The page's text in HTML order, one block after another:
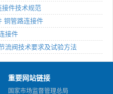
件技术规范
铜管路连接件
接件
流阀技术要求及试验方法
重要网站链接
国家市场监督管理总局